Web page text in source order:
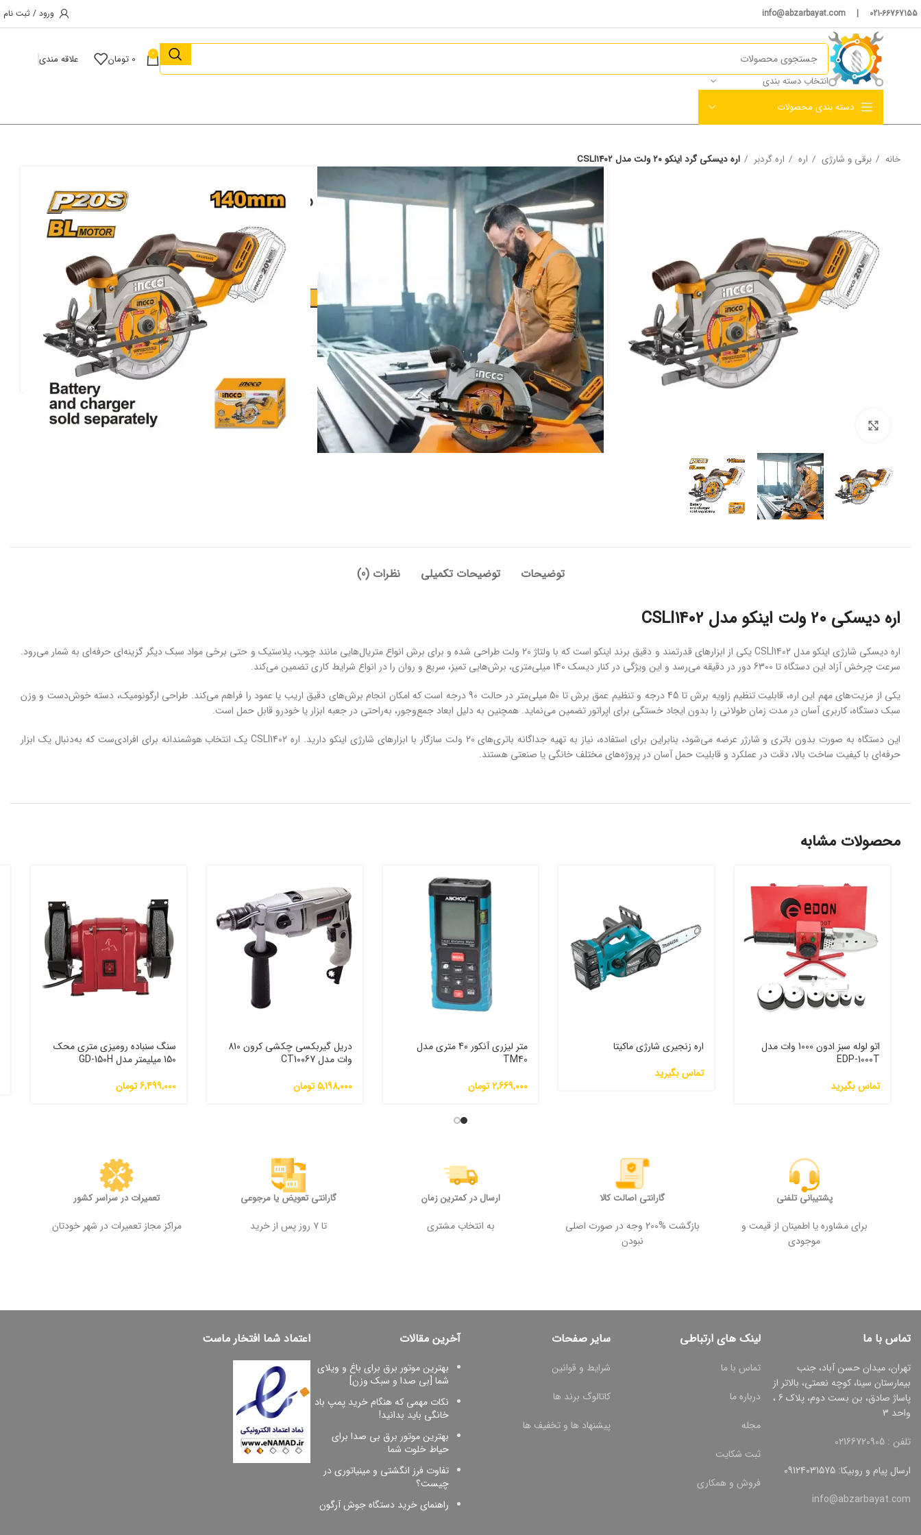
021-66767155 | info@abzarbayat.com ورود / ثبت نام
انتخاب دسته بندی
0
0 تومان علاقه مندی
دسته بندی محصولات
خانه برقی و شارژی اره اره گردبر اره دیسکی گرد اینکو ۲۰ ولت مدل CSLI1402
اره دیسکی گرد اینکو ۲۰ ولت مدل CSLI1402
6,499,000 تومان
افزودن به سبد خرید
افزودن به علاقه مندی
دسته:اره اره گردبر, برقی و شارژی
توضیحات توضیحات تکمیلی نظرات (0)
اره دیسکی 20 ولت اینکو مدل CSLI1402
اره دیسکی شارژی اینکو مدل CSLI1402 یکی از ابزارهای قدرتمند و دقیق برند اینکو است که با ولتاژ 20 ولت طراحی شده و برای برش انواع متریال‌هایی مانند چوب، پلاستیک و حتی برخی مواد سبک دیگر گزینه‌ای حرفه‌ای به شمار می‌رود.
سرعت چرخش آزاد این دستگاه تا 6300 دور در دقیقه می‌رسد و این ویژگی در کنار دیسک 140 میلی‌متری، برش‌هایی تمیز، سریع و روان را در انواع شرایط کاری تضمین می‌کند.
یکی از مزیت‌های مهم این اره، قابلیت تنظیم زاویه برش تا 45 درجه و تنظیم عمق برش تا 50 میلی‌متر در حالت 90 درجه است که امکان انجام برش‌های دقیق اریب یا عمود را فراهم می‌کند. طراحی ارگونومیک، دسته خوش‌دست و وزن
سبک دستگاه، کاربری آسان در مدت زمان طولانی را بدون ایجاد خستگی برای اپراتور تضمین می‌نماید. همچنین به دلیل ابعاد جمع‌وجور، به‌راحتی در جعبه ابزار یا خودرو قابل حمل است.
این دستگاه به صورت بدون باتری و شارژر عرضه می‌شود، بنابراین برای استفاده، نیاز به تهیه جداگانه باتری‌های 20 ولت سازگار با ابزارهای شارژی اینکو دارید. اره CSLI1402 یک انتخاب هوشمندانه برای افرادی‌ست که به‌دنبال یک ابزار
حرفه‌ای با کیفیت ساخت بالا، دقت در عملکرد و قابلیت حمل آسان در پروژه‌های مختلف خانگی یا صنعتی هستند.
محصولات مشابه
اتو لوله سبز ادون 1000 وات مدل
EDP-1000T
تماس بگیرید
اره زنجیری شارژی ماکیتا
تماس بگیرید
متر لیزری آنکور 40 متری مدل
TM40
2,669,000تومان
دریل گیربکسی چکشی کرون 810
وات مدل CT10067
5,198,000تومان
سنگ سنباده رومیزی متری محک
150 میلیمتر مدل GD-150H
6,499,000تومان
پشتیبانی تلفنی
برای مشاوره یا اطمینان از قیمت و
موجودی
گارانتی اصالت کالا
بازگشت %200 وجه در صورت اصلی
نبودن
ارسال در کمترین زمان
به انتخاب مشتری
گارانتی تعویض یا مرجوعی
تا ۷ روز پس از خرید
تعمیرات در سراسر کشور
مراکز مجاز تعمیرات در شهر خودتان
تماس با ما
تهران، میدان حسن آباد، جنب
بیمارستان سینا، کوچه نعمتی، بالاتر از
پاساژ صادق، بن بست دوم، پلاک 6 ،
واحد 3
تلفن : 02166720905
ارسال پیام و روبیکا: 09124031575
info@abzarbayat.com
لینک های ارتباطی
تماس با ما
درباره ما
مجله
ثبت شکایت
فروش و همکاری
سایر صفحات
شرایط و قوانین
کاتالوگ برند ها
پیشنهاد ها و تخفیف ها
آخرین مقالات
بهترین موتور برق برای باغ و ویلای
شما [بی صدا و سبک وزن]
نکات مهمی که هنگام خرید پمپ باد
خانگی باید بدانید!
بهترین موتور برق بی صدا برای
حیاط خلوت شما
تفاوت فرز انگشتی و مینیاتوری در
چیست؟
راهنمای خرید دستگاه جوش آرگون
اعتماد شما افتخار ماست